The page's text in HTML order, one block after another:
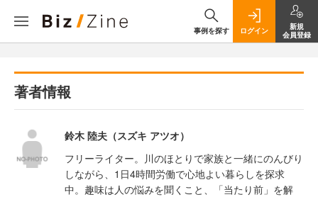
事例を探す ログイン
新規
会員登録
著者情報
鈴木 陸夫（スズキ アツオ）
フリーライター。川のほとりで家族と一緒にのんびり
しながら、1日4時間労働で心地よい暮らしを探求
中。趣味は人の悩みを聞くこと、「当たり前」を解